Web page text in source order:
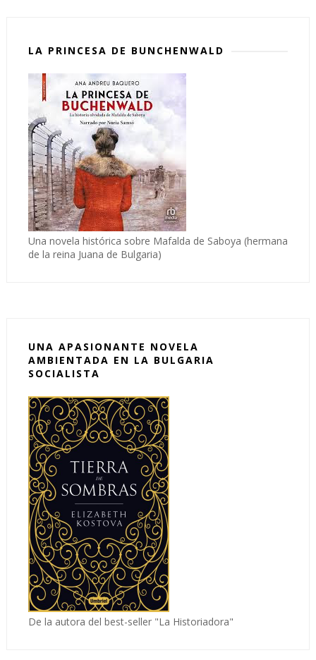
LA PRINCESA DE BUNCHENWALD
Una novela histórica sobre Mafalda de Saboya (hermana
de la reina Juana de Bulgaria)
UNA APASIONANTE NOVELA
AMBIENTADA EN LA BULGARIA
SOCIALISTA
De la autora del best-seller "La Historiadora"